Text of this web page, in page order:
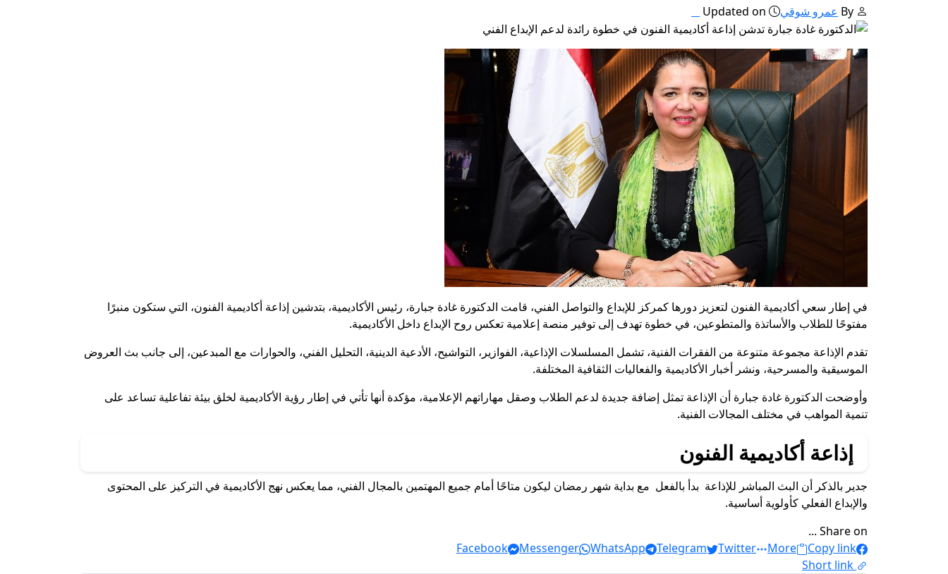
By عمرو شوقي Updated on
في إطار سعي أكاديمية الفنون لتعزيز دورها كمركز للإبداع والتواصل الفني، قامت الدكتورة غادة جبارة، رئيس الأكاديمية، بتدشين إذاعة أكاديمية الفنون، التي ستكون منبرًا
مفتوحًا للطلاب والأساتذة والمتطوعين، في خطوة تهدف إلى توفير منصة إعلامية تعكس روح الإبداع داخل الأكاديمية.
تقدم الإذاعة مجموعة متنوعة من الفقرات الفنية، تشمل المسلسلات الإذاعية، الفوازير، التواشيح، الأدعية الدينية، التحليل الفني، والحوارات مع المبدعين، إلى جانب بث العروض
الموسيقية والمسرحية، ونشر أخبار الأكاديمية والفعاليات الثقافية المختلفة.
وأوضحت الدكتورة غادة جبارة أن الإذاعة تمثل إضافة جديدة لدعم الطلاب وصقل مهاراتهم الإعلامية، مؤكدة أنها تأتي في إطار رؤية الأكاديمية لخلق بيئة تفاعلية تساعد على
تنمية المواهب في مختلف المجالات الفنية.
إذاعة أكاديمية الفنون
جدير بالذكر أن البث المباشر للإذاعة بدأ بالفعل مع بداية شهر رمضان ليكون متاحًا أمام جميع المهتمين بالمجال الفني، مما يعكس نهج الأكاديمية في التركيز على المحتوى
والإبداع الفعلي كأولوية أساسية.
Share on ...
Facebook
Messenger WhatsApp Telegram Twitter More
Copy link
Short link